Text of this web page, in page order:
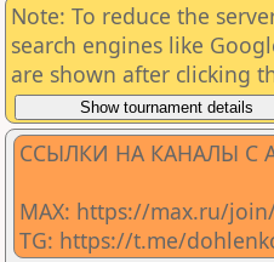
Note: To reduce the
search engines like
are shown after clicking
ССЫЛКИ НА КАНАЛЫ С
MAX: https://max.ru/join/
TG: https://t.me/